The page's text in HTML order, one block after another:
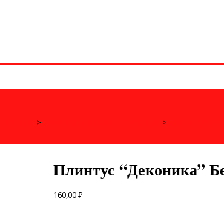
> >
Плинтус “Деконика”
160,00₽